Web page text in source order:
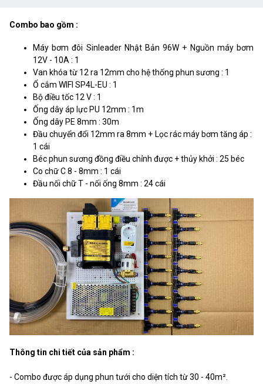
Combo bao gồm :
Máy bơm đôi Sinleader Nhật Bản 96W + Nguồn máy bơm
12V - 10A : 1
Van khóa từ 12 ra 12mm cho hệ thống phun sương : 1
Ổ cắm WIFI SP4L-EU : 1
Bộ điều tốc 12 V : 1
Ống dây áp lực PU 12mm : 1m
Ống dây PE 8mm : 30m
Đầu chuyển đổi 12mm ra 8mm + Lọc rác máy bơm tăng áp :
1 cái
Béc phun sương đồng điều chỉnh được + thủy khởi : 25 béc
Co chữ C 8 - 8mm : 1 cái
Đầu nối chữ T - nối ống 8mm : 24 cái
Thông tin chi tiết của sản phẩm :
- Combo được áp dụng phun tưới cho diện tích từ 30 - 40m².